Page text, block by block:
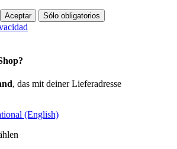
Aceptar Sólo obligatorios
, das mit deiner Lieferadresse
(English)